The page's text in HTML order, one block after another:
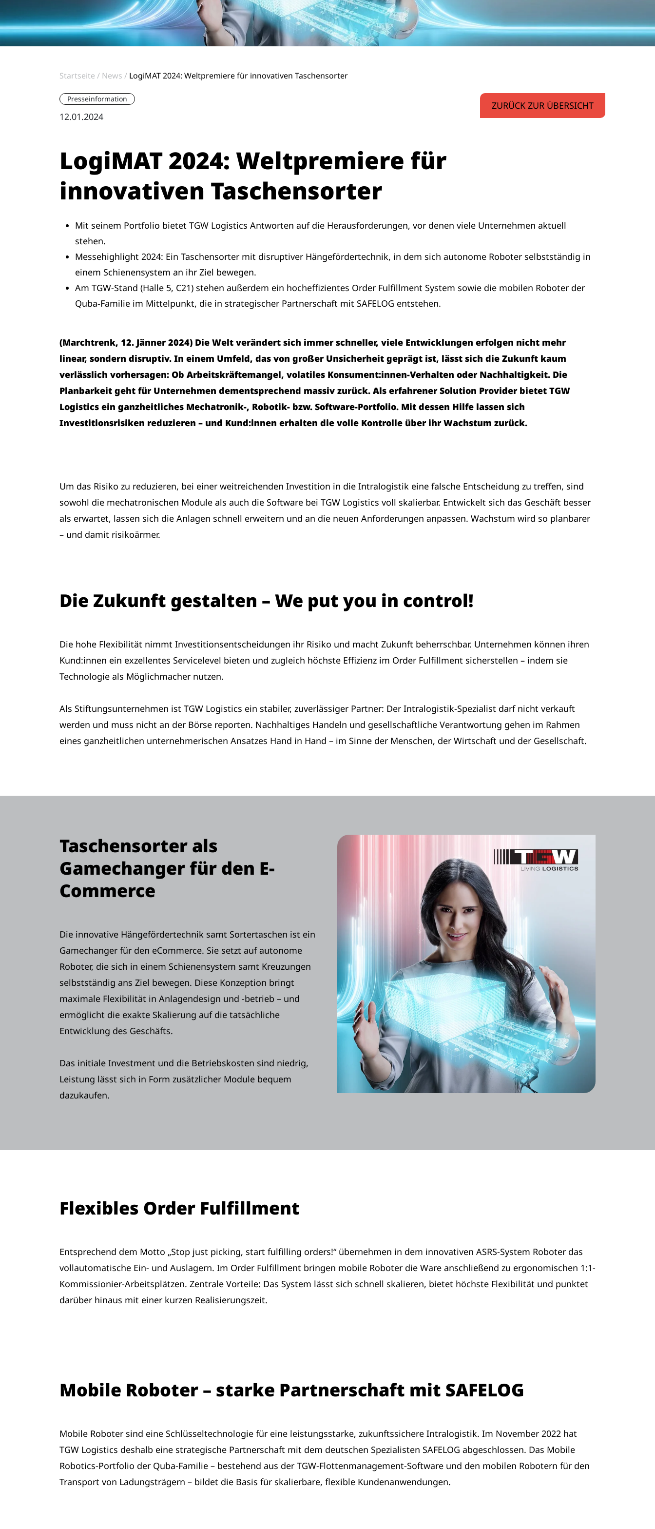
Startseite News LogiMAT 2024: Weltpremiere für innovativen Taschensorter
ZURÜCK ZUR ÜBERSICHT
Presseinformation
12.01.2024
LogiMAT 2024: Weltpremiere für
innovativen Taschensorter
Mit seinem Portfolio bietet TGW Logistics Antworten auf die Herausforderungen, vor denen viele Unternehmen aktuell
stehen.
Messehighlight 2024: Ein Taschensorter mit disruptiver Hängefördertechnik, in dem sich autonome Roboter selbstständig in
einem Schienensystem an ihr Ziel bewegen.
Am TGW-Stand (Halle 5, C21) stehen außerdem ein hocheffizientes Order Fulfillment System sowie die mobilen Roboter der
Quba-Familie im Mittelpunkt, die in strategischer Partnerschaft mit SAFELOG entstehen.
(Marchtrenk, 12. Jänner 2024) Die Welt verändert sich immer schneller, viele Entwicklungen erfolgen nicht mehr
linear, sondern disruptiv. In einem Umfeld, das von großer Unsicherheit geprägt ist, lässt sich die Zukunft kaum
verlässlich vorhersagen: Ob Arbeitskräftemangel, volatiles Konsument:innen-Verhalten oder Nachhaltigkeit. Die
Planbarkeit geht für Unternehmen dementsprechend massiv zurück. Als erfahrener Solution Provider bietet TGW
Logistics ein ganzheitliches Mechatronik-, Robotik- bzw. Software-Portfolio. Mit dessen Hilfe lassen sich
Investitionsrisiken reduzieren – und Kund:innen erhalten die volle Kontrolle über ihr Wachstum zurück.
Um das Risiko zu reduzieren, bei einer weitreichenden Investition in die Intralogistik eine falsche Entscheidung zu treffen, sind
sowohl die mechatronischen Module als auch die Software bei TGW Logistics voll skalierbar. Entwickelt sich das Geschäft besser
als erwartet, lassen sich die Anlagen schnell erweitern und an die neuen Anforderungen anpassen. Wachstum wird so planbarer
– und damit risikoärmer.
Die Zukunft gestalten – We put you in control!
Die hohe Flexibilität nimmt Investitionsentscheidungen ihr Risiko und macht Zukunft beherrschbar. Unternehmen können ihren
Kund:innen ein exzellentes Servicelevel bieten und zugleich höchste Effizienz im Order Fulfillment sicherstellen – indem sie
Technologie als Möglichmacher nutzen.
Als Stiftungsunternehmen ist TGW Logistics ein stabiler, zuverlässiger Partner: Der Intralogistik-Spezialist darf nicht verkauft
werden und muss nicht an der Börse reporten. Nachhaltiges Handeln und gesellschaftliche Verantwortung gehen im Rahmen
eines ganzheitlichen unternehmerischen Ansatzes Hand in Hand – im Sinne der Menschen, der Wirtschaft und der Gesellschaft.
Taschensorter als
Gamechanger für den E-
Commerce
Die innovative Hängefördertechnik samt Sortertaschen ist ein
Gamechanger für den eCommerce. Sie setzt auf autonome
Roboter, die sich in einem Schienensystem samt Kreuzungen
selbstständig ans Ziel bewegen. Diese Konzeption bringt
maximale Flexibilität in Anlagendesign und -betrieb – und
ermöglicht die exakte Skalierung auf die tatsächliche
Entwicklung des Geschäfts.
Das initiale Investment und die Betriebskosten sind niedrig,
Leistung lässt sich in Form zusätzlicher Module bequem
dazukaufen.
Flexibles Order Fulfillment
Entsprechend dem Motto „Stop just picking, start fulfilling orders!“ übernehmen in dem innovativen ASRS-System Roboter das
vollautomatische Ein- und Auslagern. Im Order Fulfillment bringen mobile Roboter die Ware anschließend zu ergonomischen 1:1-
Kommissionier-Arbeitsplätzen. Zentrale Vorteile: Das System lässt sich schnell skalieren, bietet höchste Flexibilität und punktet
darüber hinaus mit einer kurzen Realisierungszeit.
Mobile Roboter – starke Partnerschaft mit SAFELOG
Mobile Roboter sind eine Schlüsseltechnologie für eine leistungsstarke, zukunftssichere Intralogistik. Im November 2022 hat
TGW Logistics deshalb eine strategische Partnerschaft mit dem deutschen Spezialisten SAFELOG abgeschlossen. Das Mobile
Robotics-Portfolio der Quba-Familie – bestehend aus der TGW-Flottenmanagement-Software und den mobilen Robotern für den
Transport von Ladungsträgern – bildet die Basis für skalierbare, flexible Kundenanwendungen.